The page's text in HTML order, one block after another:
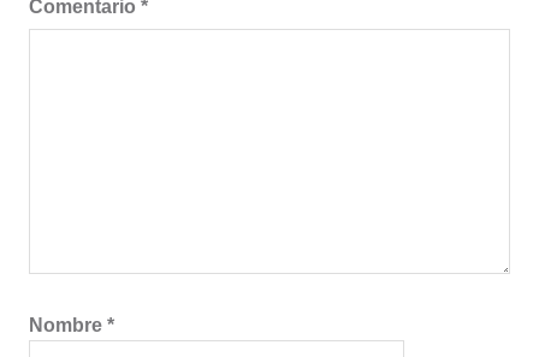
Comentario *
Nombre *